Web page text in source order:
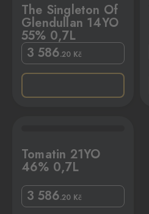
The Singleton Of
Glendullan 14YO
55% 0,7L
3 586.20 Kč
Tomatin 21YO
46% 0,7L
3 586.20 Kč